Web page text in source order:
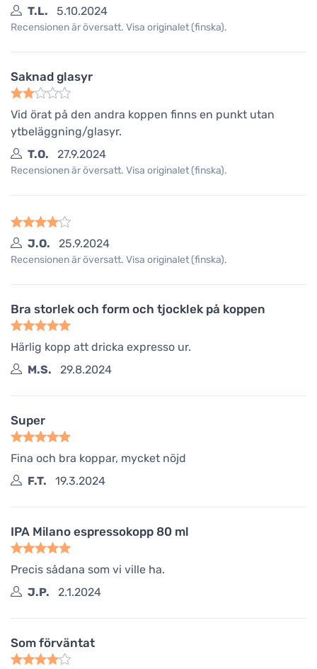
T.L. 5.10.2024
Recensionen är översatt. Visa originalet (finska).
Saknad glasyr
Vid örat på den andra koppen finns en punkt utan
ytbeläggning/glasyr.
T.O.
27.9.2024
Recensionen är översatt. Visa originalet (finska).
J.O. 25.9.2024
Recensionen är översatt. Visa originalet (finska).
Bra storlek och form och tjocklek på koppen
Härlig kopp att dricka expresso ur.
M.S.
29.8.2024
Super
Fina och bra koppar, mycket nöjd
F.T.
19.3.2024
IPA Milano espressokopp 80 ml
Precis sådana som vi ville ha.
J.P.
2.1.2024
Som förväntat